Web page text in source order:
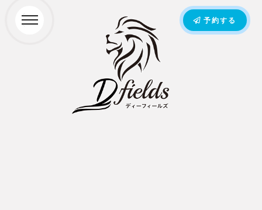
予約する